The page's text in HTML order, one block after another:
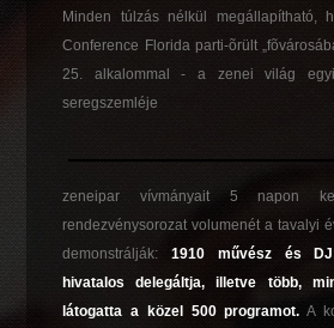
Minden túlzás nélkül megállapítható,
Conference Florida parti-õrült
25. alkalommal - a zenei világ
seregszemléje
zeneipar vívmányait 5 napon
rendezvénysorozat volumenét a tavalyi
demonstrálják:1910 művész és
hivatalos delegáltja, illetve több,
látogatta a közel 500 programot. A